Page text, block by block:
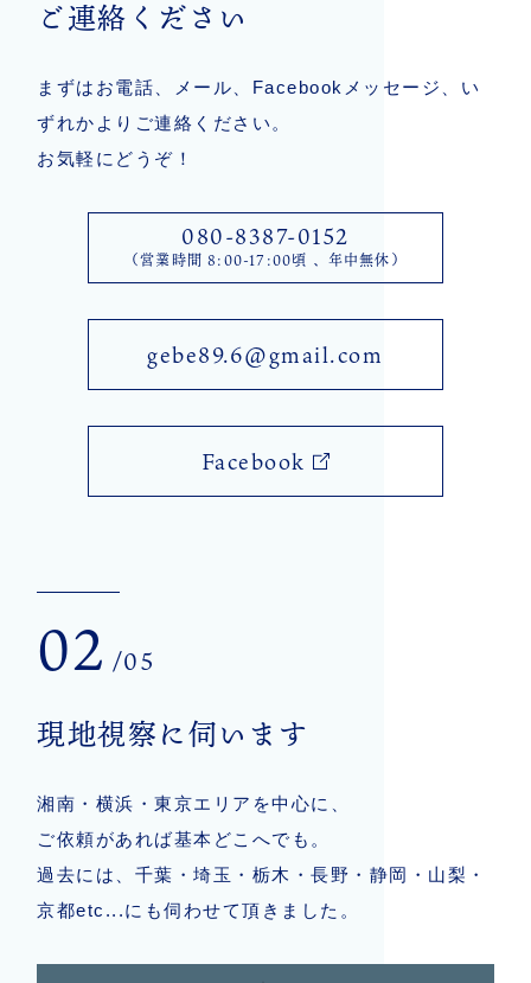
ご連絡ください
まずはお電話、メール、Facebookメッセージ、い
ずれかよりご連絡ください。
お気軽にどうぞ！
080-8387-0152
（営業時間 8:00-17:00頃 、年中無休）
gebe89.6@gmail.com
Facebook
02 /05
現地視察に伺います
湘南・横浜・東京エリアを中心に、
ご依頼があれば基本どこへでも。
過去には、千葉・埼玉・栃木・長野・静岡・山梨・
京都etc...にも伺わせて頂きました。